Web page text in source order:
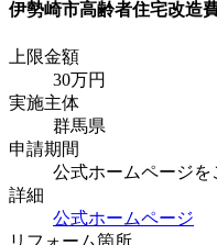
伊勢崎市高齢者住宅改造
上限金額
30万円
実施主体
群馬県
申請期間
公式ホームページを
詳細
公式ホームページ
リフォーム箇所